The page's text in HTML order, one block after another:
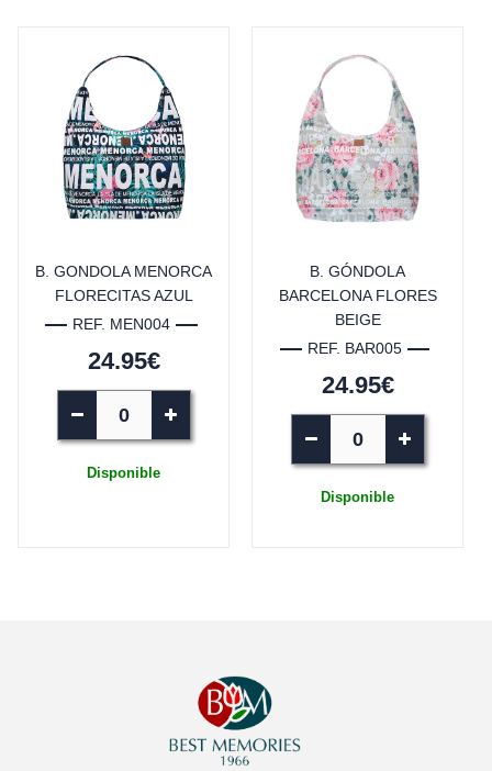
B. GONDOLA MENORCA
FLORECITAS AZUL
REF. MEN004
24.95€
Disponible
B. GÓNDOLA
BARCELONA FLORES
BEIGE
REF. BAR005
24.95€
Disponible